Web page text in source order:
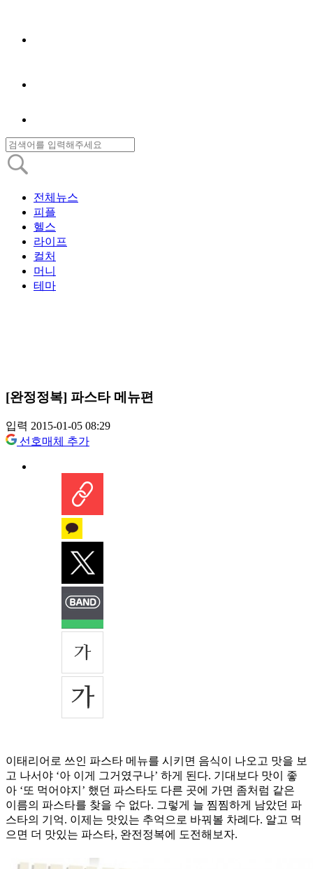
전체뉴스
피플
헬스
라이프
컬처
머니
테마
[완정정복] 파스타 메뉴편
입력 2015-01-05 08:29
선호매체 추가
이태리어로 쓰인 파스타 메뉴를 시키면 음식이 나오고 맛을 보
고 나서야 ‘아 이게 그거였구나’ 하게 된다. 기대보다 맛이 좋
아 ‘또 먹어야지’ 했던 파스타도 다른 곳에 가면 좀처럼 같은
이름의 파스타를 찾을 수 없다. 그렇게 늘 찜찜하게 남았던 파
스타의 기억. 이제는 맛있는 추억으로 바꿔볼 차례다. 알고 먹
으면 더 맛있는 파스타, 완전정복에 도전해보자.